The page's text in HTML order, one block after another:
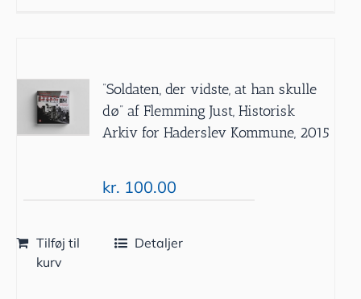
”Soldaten, der vidste, at han skulle
dø” af Flemming Just, Historisk
Arkiv for Haderslev Kommune, 2015
kr. 100.00
Tilføj til
kurv
Detaljer